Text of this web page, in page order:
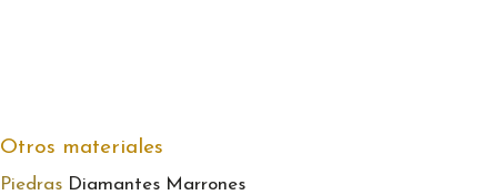
Otros materiales
PiedrasDiamantes Marrones